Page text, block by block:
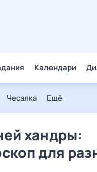
Календари
Чесалка Ещё
хандры:
для